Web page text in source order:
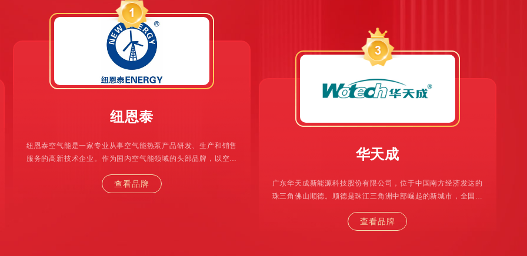
纽恩泰
纽恩泰空气能是一家专业从事空气能热泵产品研发、生产和销售
服务的高新技术企业。作为国内空气能领域的头部品牌，以空气
暖、制冷及烘干系统等新能源产品，致力于为用户提供高效节能
查看品牌
华天成
广东华天成新能源科技股份有限公司，位于中国南方经济发达的
珠三角佛山顺德。顺德是珠江三角洲中部崛起的新城市，全国重
查看品牌